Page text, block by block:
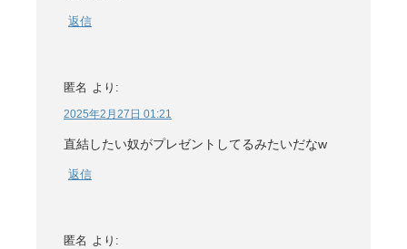
返信
匿名 より:
2025年2月27日 01:21
直結したい奴がプレゼントしてるみたいだなw
返信
匿名 より: